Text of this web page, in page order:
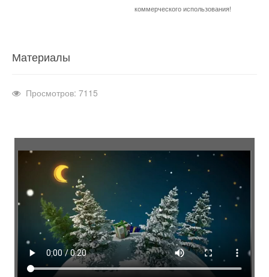
коммерческого использования!
Материалы
Просмотров: 7115